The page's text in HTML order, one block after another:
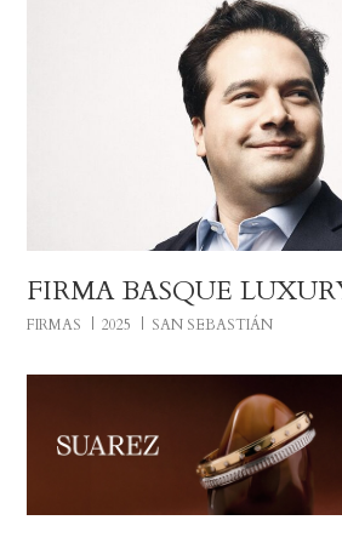
FIRMA BASQUE
FIRMAS 2025 SAN SEBASTIÁN